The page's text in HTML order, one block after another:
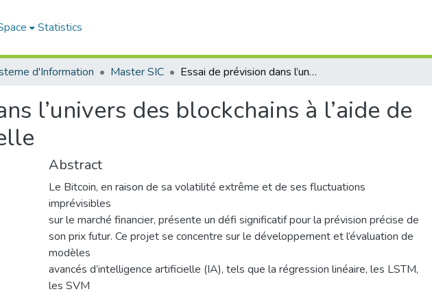
Statistics
d'Information Master SIC Essai de prévision dans l’univers des blockchains à l’aide de l’intelligence artificielle
l’univers des blockchains à l’aide de
Abstract
Le Bitcoin, en raison de sa volatilité extrême et de ses fluctuations
imprévisibles
sur le marché financier, présente un défi significatif pour la prévision précise de
son prix futur. Ce projet se concentre sur le développement et l’évaluation de
modèles
avancés d’intelligence artificielle (IA), tels que la régression linéaire, les LSTM,
les SVM